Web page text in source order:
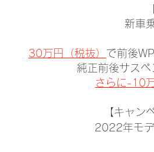
新車
30万円（税抜​） で前後
純正前後サス
さらに-10
【キャン
2022​年モ